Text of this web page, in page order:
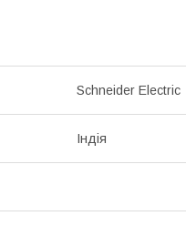
Schneider Electric
Індія